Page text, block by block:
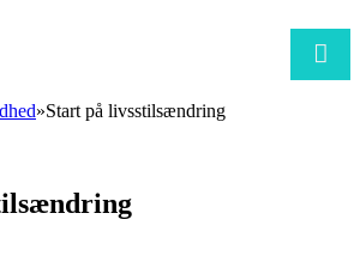
»Start på livsstilsændring